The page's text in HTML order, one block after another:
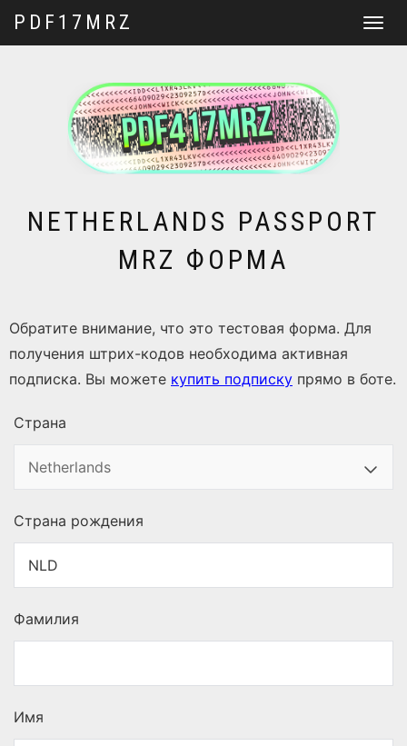
PDF17MRZ
NETHERLANDS PASSPORT
MRZ ФОРМА
Обратите внимание, что это тестовая форма. Для
получения штрих-кодов необходима активная
подписка. Вы можете купить подписку прямо в боте.
Страна
Страна рождения
Фамилия
Имя